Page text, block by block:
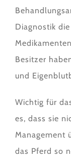
Diagnostik
Besitzer
und
Wichtig für
es, dass sie
Management
das Pferd so